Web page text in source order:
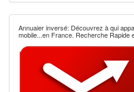
Annuaier inversé: Découvrez à qui
mobile...en France. Recherche Rapide